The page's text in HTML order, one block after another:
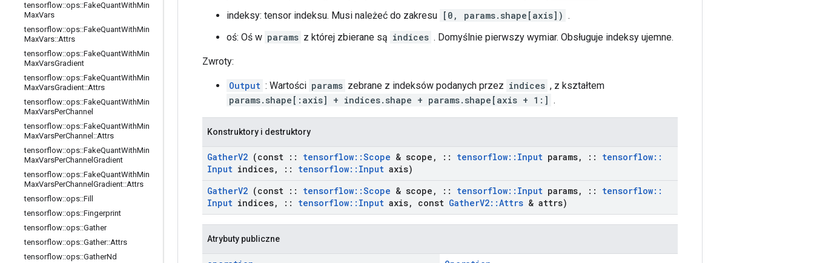
tensorflow::ops::FakeQuantWithMin
MaxVars
tensorflow::ops::FakeQuantWithMin
MaxVars::Attrs
tensorflow::ops::FakeQuantWithMin
MaxVarsGradient
tensorflow::ops::FakeQuantWithMin
MaxVarsGradient::Attrs
tensorflow::ops::FakeQuantWithMin
MaxVarsPerChannel
tensorflow::ops::FakeQuantWithMin
MaxVarsPerChannel ::Attrs
tensorflow::ops::FakeQuantWithMin
MaxVarsPerChannel Gradient
tensorflow::ops::FakeQuantWithMin
MaxVarsPerChannel Gradient::Attrs
tensorflow::ops::Fill
tensorflow::ops::Fingerprint
tensorflow::ops::Gather
tensorflow::ops::Gather::Attrs
tensorflow::ops::GatherNd
indeksy: tensor indeksu. Musi należeć do zakresu [0, params.shape[axis]) .
oś: Oś w params z której zbierane są indices . Domyślnie pierwszy wymiar. Obsługuje indeksy ujemne.
Zwroty:
Output : Wartości params zebrane z indeksów podanych przez indices , z kształtem
params.shape[:axis] + indices.shape + params.shape[axis + 1:] .
Konstruktory i destruktory
GatherV2 (const :: tensorflow::Scope & scope , :: tensorflow:: Input params, :: tensorflow::
Input indices, :: tensorflow:: Input axis)
GatherV2 (const :: tensorflow::Scope & scope , :: tensorflow:: Input params, :: tensorflow::
Input indices, :: tensorflow:: Input axis, const GatherV2::Attrs & attrs)
Atrybuty publiczne